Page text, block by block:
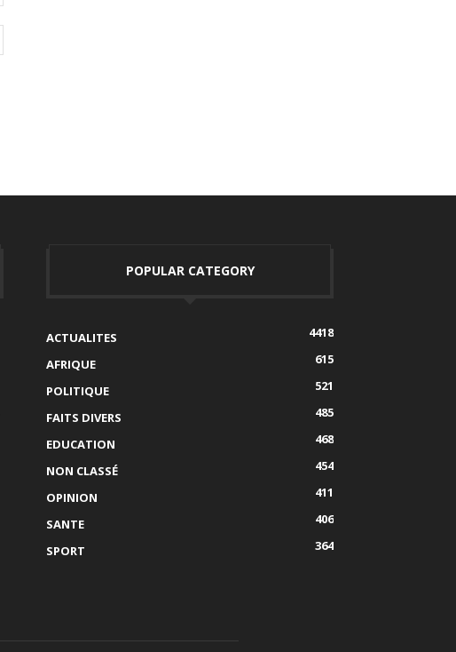
POPULAR CATEGORY
ACTUALITES
4418
AFRIQUE
615
POLITIQUE
521
FAITS DIVERS
485
EDUCATION
468
NON CLASSÉ
454
OPINION
411
SANTE
406
SPORT
364